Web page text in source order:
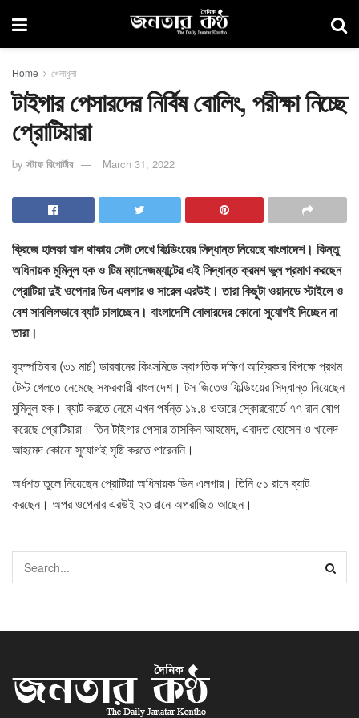
Home খেলাধুলা
টাইগার পেসারদের নির্বিষ বোলিং, পরীক্ষা নিচ্ছে
প্রোটিয়ারা
by স্টাফ রিপোর্টার March 31, 2022
ক্রিজে হালকা ঘাস থাকায় সেটা দেখে ফিল্ডিংয়ের সিদ্ধান্ত নিয়েছে বাংলাদেশ। কিন্তু
অধিনায়ক মুমিনুল হক ও টিম ম্যানেজম্যান্টের এই সিদ্ধান্ত ক্রমশ ভুল প্রমাণ করছেন
প্রোটিয়া দুই ওপেনার ডিন এলগার ও সারেল এরউই। তারা কিছুটা ওয়ানডে স্টাইলে ও
বেশ সাবলিলভাবে ব্যাট চালাচ্ছেন। বাংলাদেশি বোলারদের কোনো সুযোগই দিচ্ছেন না
তারা।
বৃহস্পতিবার (৩১ মার্চ) ডারবানের কিংসমিডে স্বাগতিক দক্ষিণ আফ্রিকার বিপক্ষে প্রথম
টেস্ট খেলতে নেমেছে সফরকারী বাংলাদেশ। টস জিতেও ফিল্ডিংয়ের সিদ্ধান্ত নিয়েছেন
মুমিনুল হক। ব্যাট করতে নেমে এখন পর্যন্ত ১৯.৪ ওভারে স্কোরবোর্ডে ৭৭ রান যোগ
করেছে প্রোটিয়ারা। তিন টাইগার পেসার তাসকিন আহমেদ, এবাদত হোসেন ও খালেদ
আহমেদ কোনো সুযোগই সৃষ্টি করতে পারেননি।
অর্ধশত তুলে নিয়েছেন প্রোটিয়া অধিনায়ক ডিন এলগার। তিনি ৫১ রানে ব্যাট
করছেন। অপর ওপেনার এরউই ২৩ রানে অপরাজিত আছেন।